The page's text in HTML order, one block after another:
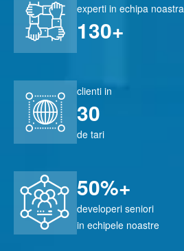
experti in echipa noastra
130+
clienti in
30
de tari
50%+
developeri seniori
in echipele noastre